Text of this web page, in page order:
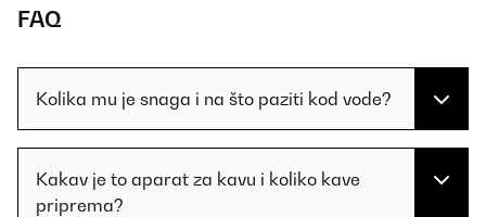
FAQ
Kolika mu je snaga i na što paziti kod vode?
Kakav je to aparat za kavu i koliko kave
priprema?